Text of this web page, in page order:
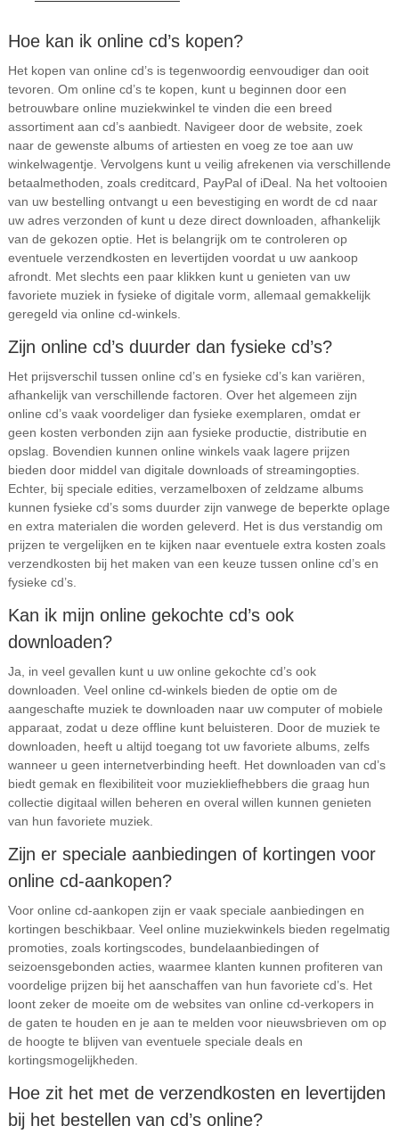
Hoe kan ik online cd’s kopen?
Het kopen van online cd’s is tegenwoordig eenvoudiger dan ooit
tevoren. Om online cd’s te kopen, kunt u beginnen door een
betrouwbare online muziekwinkel te vinden die een breed
assortiment aan cd’s aanbiedt. Navigeer door de website, zoek
naar de gewenste albums of artiesten en voeg ze toe aan uw
winkelwagentje. Vervolgens kunt u veilig afrekenen via verschillende
betaalmethoden, zoals creditcard, PayPal of iDeal. Na het voltooien
van uw bestelling ontvangt u een bevestiging en wordt de cd naar
uw adres verzonden of kunt u deze direct downloaden, afhankelijk
van de gekozen optie. Het is belangrijk om te controleren op
eventuele verzendkosten en levertijden voordat u uw aankoop
afrondt. Met slechts een paar klikken kunt u genieten van uw
favoriete muziek in fysieke of digitale vorm, allemaal gemakkelijk
geregeld via online cd-winkels.
Zijn online cd’s duurder dan fysieke cd’s?
Het prijsverschil tussen online cd’s en fysieke cd’s kan variëren,
afhankelijk van verschillende factoren. Over het algemeen zijn
online cd’s vaak voordeliger dan fysieke exemplaren, omdat er
geen kosten verbonden zijn aan fysieke productie, distributie en
opslag. Bovendien kunnen online winkels vaak lagere prijzen
bieden door middel van digitale downloads of streamingopties.
Echter, bij speciale edities, verzamelboxen of zeldzame albums
kunnen fysieke cd’s soms duurder zijn vanwege de beperkte oplage
en extra materialen die worden geleverd. Het is dus verstandig om
prijzen te vergelijken en te kijken naar eventuele extra kosten zoals
verzendkosten bij het maken van een keuze tussen online cd’s en
fysieke cd’s.
Kan ik mijn online gekochte cd’s ook
downloaden?
Ja, in veel gevallen kunt u uw online gekochte cd’s ook
downloaden. Veel online cd-winkels bieden de optie om de
aangeschafte muziek te downloaden naar uw computer of mobiele
apparaat, zodat u deze offline kunt beluisteren. Door de muziek te
downloaden, heeft u altijd toegang tot uw favoriete albums, zelfs
wanneer u geen internetverbinding heeft. Het downloaden van cd’s
biedt gemak en flexibiliteit voor muziekliefhebbers die graag hun
collectie digitaal willen beheren en overal willen kunnen genieten
van hun favoriete muziek.
Zijn er speciale aanbiedingen of kortingen voor
online cd-aankopen?
Voor online cd-aankopen zijn er vaak speciale aanbiedingen en
kortingen beschikbaar. Veel online muziekwinkels bieden regelmatig
promoties, zoals kortingscodes, bundelaanbiedingen of
seizoensgebonden acties, waarmee klanten kunnen profiteren van
voordelige prijzen bij het aanschaffen van hun favoriete cd’s. Het
loont zeker de moeite om de websites van online cd-verkopers in
de gaten te houden en je aan te melden voor nieuwsbrieven om op
de hoogte te blijven van eventuele speciale deals en
kortingsmogelijkheden.
Hoe zit het met de verzendkosten en levertijden
bij het bestellen van cd’s online?